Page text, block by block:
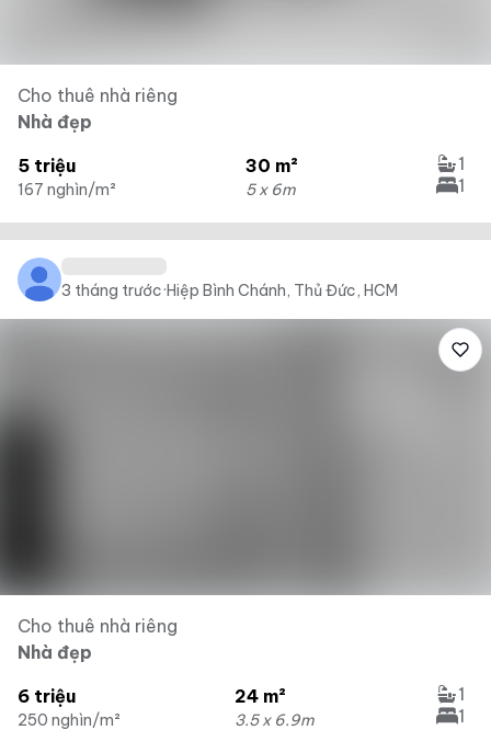
Cho thuê nhà riêng
Nhà đẹp
5 triệu
167 nghìn/m²
30 m²
5 x 6m
1
1
3 tháng trước·Hiệp Bình Chánh, Thủ Đức, HCM
Cho thuê nhà riêng
Nhà đẹp
6 triệu
250 nghìn/m²
24 m²
3.5 x 6.9m
1
1